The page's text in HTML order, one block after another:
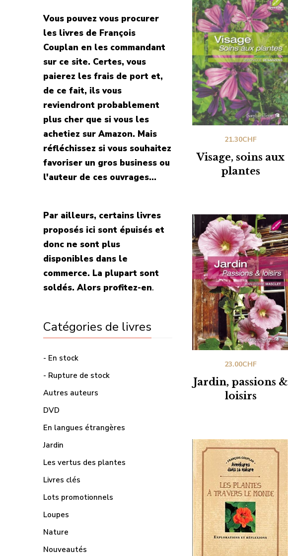
Visage, soins aux
plantes
21.30CHF
Jardin, passions &
loisirs
23.00CHF
Vous pouvez vous procurer
les livres de François
Couplan en les commandant
sur ce site. Certes, vous
paierez les frais de port et,
de ce fait, ils vous
reviendront probablement
plus cher que si vous les
achetiez sur Amazon. Mais
réfléchissez si vous souhaitez
favoriser un gros business ou
l'auteur de ces ouvrages...
Par ailleurs, certains livres
proposés ici sont épuisés et
donc ne sont plus
disponibles dans le
commerce. La plupart sont
soldés. Alors profitez-en.
Catégories de livres
- En stock
- Rupture de stock
Autres auteurs
DVD
En langues étrangères
Jardin
Les vertus des plantes
Livres clés
Lots promotionnels
Loupes
Nature
Nouveautés